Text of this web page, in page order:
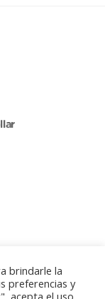
brindarle la
preferencias y
acepta el uso